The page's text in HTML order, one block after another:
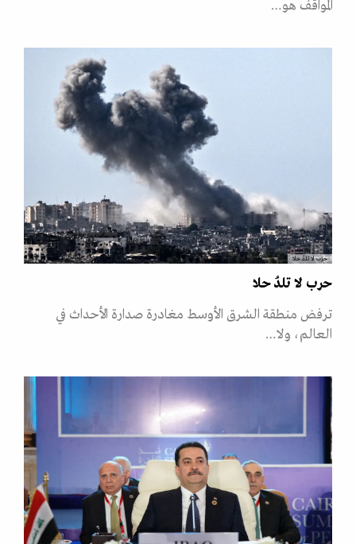
المواقف هو…
حرب لا تلدُ حلا
حرب لا تلدُ حلا
ترفض منطقة الشرق الأوسط مغادرة صدارة الأحداث في
العالم، ولا…